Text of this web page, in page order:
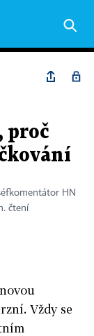
proč
HN
čtení
Vždy se